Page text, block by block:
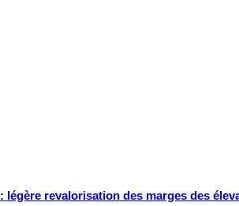
revalorisation des marges des